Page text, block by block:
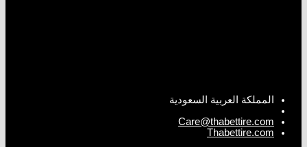
المملكة العربية السعودية
Care@thabettire.com
Thabettire.com